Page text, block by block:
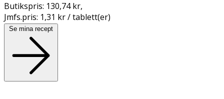
Butikspris: 130,74 kr,
Jmfs.pris: 1,31 kr / tablett(er)
Se mina recept